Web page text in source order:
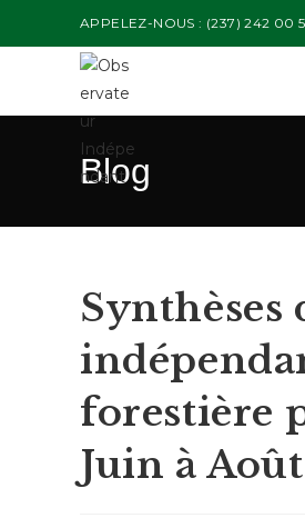
APPELEZ-NOUS : (237) 242 00
Blog
Synthèses
forestière
Juin à